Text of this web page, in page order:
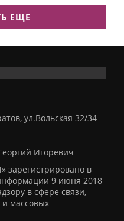
ЕЩЕ
ул.Вольская 32/34
Игоревич
зарегистрировано в
9 июня 2018
в сфере связи,
массовых